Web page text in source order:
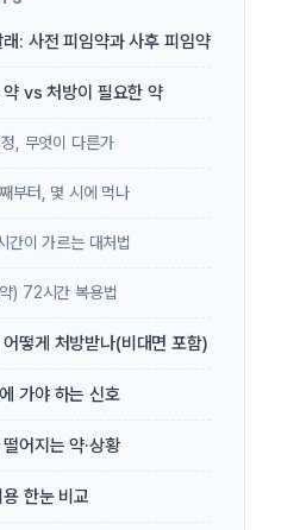
: 사전 피임약과 사후 피임약
vs 처방이 필요한 약
, 무엇이 다른가
부터, 몇 시에 먹나
이 가르는 대처법
) 72시간 복용법
떻게 처방받나(비대면 포함)
가야 하는 신호
어지는 약·상황
한눈 비교